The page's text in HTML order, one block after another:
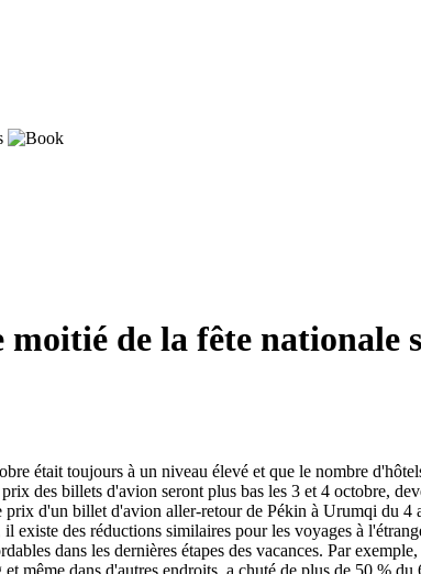
de la fête nationale
était toujours à un niveau élevé et que le nombre
des billets d'avion seront plus bas les 3 et 4 octobre,
d'un billet d'avion aller-retour de Pékin à Urumqi du 4
des réductions similaires pour les voyages à
dans les dernières étapes des vacances. Par
même dans d'autres endroits. a chuté de plus de 50 % du